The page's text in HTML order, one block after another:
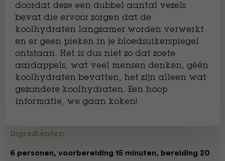
doordat deze een dubbel aantal vezels
bevat die ervoor zorgen dat de
koolhydraten langzamer worden verwerkt
en er geen pieken in je bloedsuikerspiegel
ontstaan. Het is dus niet zo dat zoete
aardappels, wat veel mensen denken, géén
koolhydraten bevatten, het zijn alleen wat
gezondere koolhydraten. Een hoop
informatie, we gaan koken!
Ingrediënten
6 personen, voorbereiding 15 minuten, bereiding 20